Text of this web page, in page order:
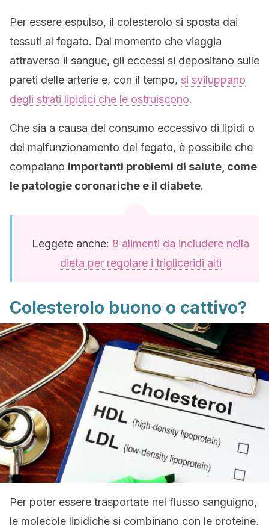
Per essere espulso, il colesterolo si sposta dai
tessuti al fegato. Dal momento che viaggia
attraverso il sangue, gli eccessi si depositano sulle
pareti delle arterie e, con il tempo, si sviluppano
degli strati lipidici che le ostruiscono.
Che sia a causa del consumo eccessivo di lipidi o
del malfunzionamento del fegato, è possibile che
compaiano importanti problemi di salute, come
le patologie coronariche e il diabete.
Leggete anche: 8 alimenti da includere nella
dieta per regolare i trigliceridi alti
Colesterolo buono o cattivo?
Per poter essere trasportate nel flusso sanguigno,
le molecole lipidiche si combinano con le proteine,